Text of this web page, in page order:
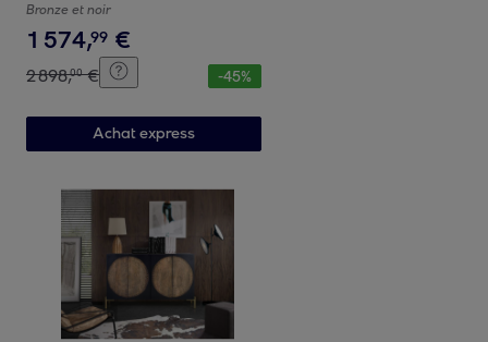
classique moderne
Bronze et noir
1 574,99 €
2898,00 € -45%
Achat express